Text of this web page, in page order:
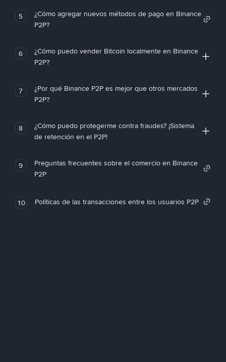
5
¿Cómo agregar nuevos métodos de pago en Binance
P2P?
6
¿Cómo puedo vender Bitcoin localmente en Binance
P2P?
7
¿Por qué Binance P2P es mejor que otros mercados
P2P?
8
¿Cómo puedo protegerme contra fraudes? ¡Sistema
de retención en el P2P!
9
Preguntas frecuentes sobre el comercio en Binance
P2P
10 Políticas de las transacciones entre los usuarios P2P